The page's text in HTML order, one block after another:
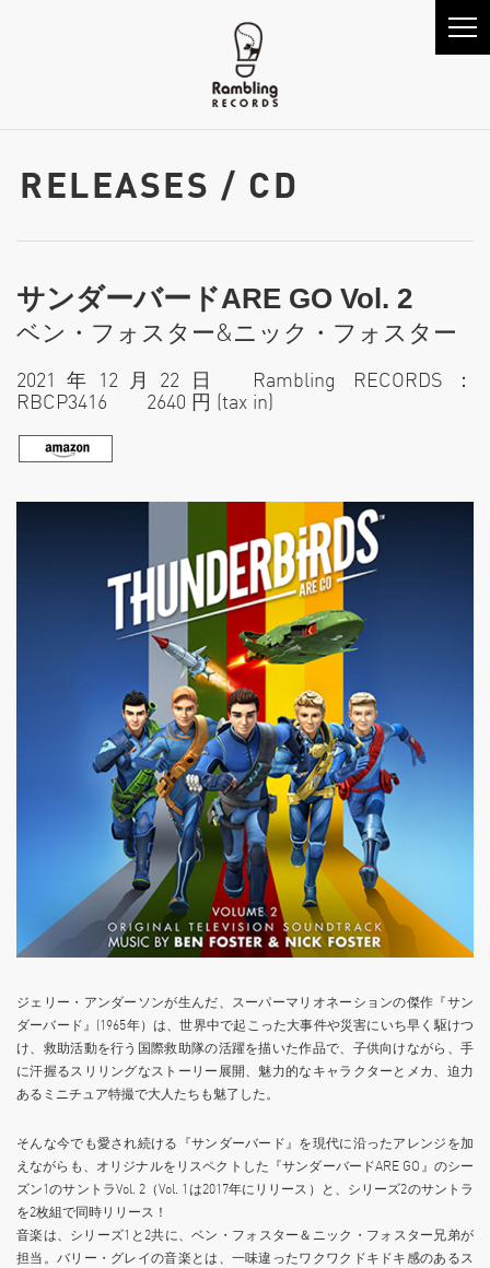
RELEASES / CD
サンダーバードARE GO Vol. 2
ベン・フォスター&ニック・フォスター
2021年12月22日 Rambling RECORDS：
RBCP3416 2640 円 (tax in)
ジェリー・アンダーソンが生んだ、スーパーマリオネーションの傑作『サン
ダーバード』(1965年）は、世界中で起こった大事件や災害にいち早く駆けつ
け、救助活動を行う国際救助隊の活躍を描いた作品で、子供向けながら、手
に汗握るスリリングなストーリー展開、魅力的なキャラクターとメカ、迫力
あるミニチュア特撮で大人たちも魅了した。
そんな今でも愛され続ける『サンダーバード』を現代に沿ったアレンジを加
えながらも、オリジナルをリスペクトした『サンダーバードARE GO』のシー
ズン1のサントラVol. 2（Vol. 1は2017年にリリース）と、シリーズ2のサントラ
を2枚組で同時リリース！
音楽は、シリーズ1と2共に、ベン・フォスター＆ニック・フォスター兄弟が
担当。バリー・グレイの音楽とは、一味違ったワクワクドキドキ感のあるス